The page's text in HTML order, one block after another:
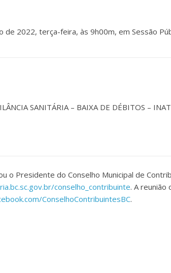
2022, terça-feira, às 9h00m, em Sessão
SANITÁRIA – BAIXA DE DÉBITOS –
o Presidente do Conselho Municipal de
conselho_contribuinte. A reunião
ConselhoContribuintesBC.